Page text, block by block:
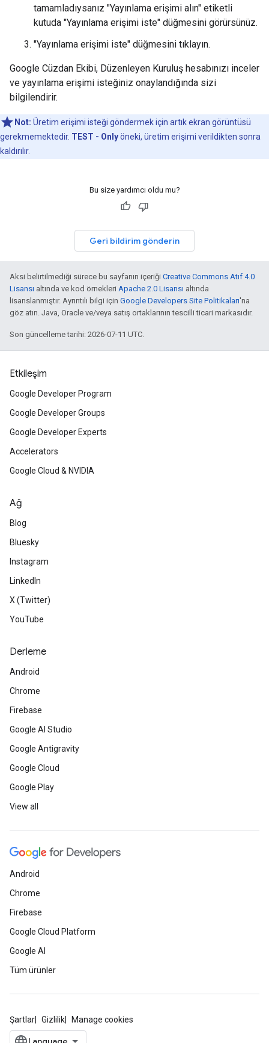
tamamladıysanız "Yayınlama erişimi alın" etiketli
kutuda "Yayınlama erişimi iste" düğmesini görürsünüz.
"Yayınlama erişimi iste" düğmesini tıklayın.
Google Cüzdan Ekibi, Düzenleyen Kuruluş hesabınızı inceler
ve yayınlama erişimi isteğiniz onaylandığında sizi
bilgilendirir.
Not: Üretim erişimi isteği göndermek için artık ekran görüntüsü
gerekmemektedir. TEST - Onlyöneki, üretim erişimi verildikten sonra
kaldırılır.
Bu size yardımcı oldu mu?
Geri bildirim gönderin
Aksi belirtilmediği sürece bu sayfanın içeriği Creative Commons Atıf 4.0
Lisansı altında ve kod örnekleri Apache 2.0 Lisansı altında
lisanslanmıştır. Ayrıntılı bilgi için Google Developers Site Politikaları'na
göz atın. Java, Oracle ve/veya satış ortaklarının tescilli ticari markasıdır.
Son güncelleme tarihi: 2026-07-11 UTC.
Etkileşim
Google Developer Program
Google Developer Groups
Google Developer Experts
Accelerators
Google Cloud & NVIDIA
Ağ
Blog
Bluesky
Instagram
LinkedIn
X (Twitter)
YouTube
Derleme
Android
Chrome
Firebase
Google AI Studio
Google Antigravity
Google Cloud
Google Play
View all
Android
Chrome
Firebase
Google Cloud Platform
Google AI
Tüm ürünler
Şartlar Gizlilik Manage cookies